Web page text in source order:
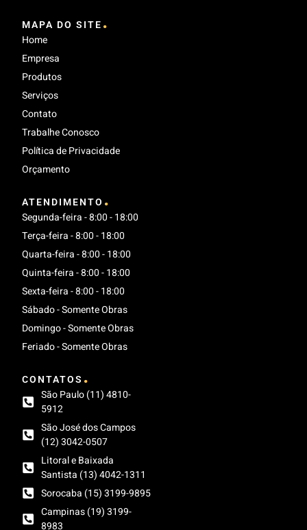
MAPA DO SITE .
Home
Empresa
Produtos
Serviços
Contato
Trabalhe Conosco
Política de Privacidade
Orçamento
ATENDIMENTO .
Segunda-feira - 8:00 - 18:00
Terça-feira - 8:00 - 18:00
Quarta-feira - 8:00 - 18:00
Quinta-feira - 8:00 - 18:00
Sexta-feira - 8:00 - 18:00
Sábado - Somente Obras
Domingo - Somente Obras
Feriado - Somente Obras
CONTATOS .
São Paulo (11) 4810-
5912
São José dos Campos
(12) 3042-0507
Litoral e Baixada
Santista (13) 4042-1311
Sorocaba (15) 3199-9895
Campinas (19) 3199-
8983